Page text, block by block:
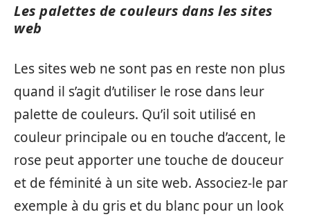
Les palettes de couleurs dans les sites
web
Les sites web ne sont pas en reste non plus
quand il s’agit d’utiliser le rose dans leur
palette de couleurs. Qu’il soit utilisé en
couleur principale ou en touche d’accent, le
rose peut apporter une touche de douceur
et de féminité à un site web. Associez-le par
exemple à du gris et du blanc pour un look